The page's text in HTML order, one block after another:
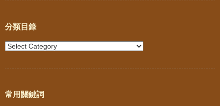
分類目錄
常用關鍵詞